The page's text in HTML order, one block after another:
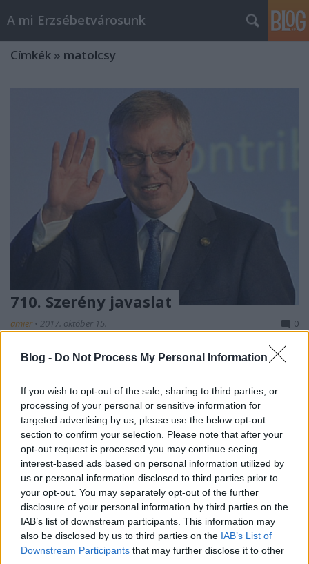
Blog - Do Not Process My Personal Information
If you wish to opt-out of the sale, sharing to third parties, or
processing of your personal or sensitive information for
targeted advertising by us, please use the below opt-out
section to confirm your selection. Please note that after your
opt-out request is processed you may continue seeing
interest-based ads based on personal information utilized by
us or personal information disclosed to third parties prior to
your opt-out. You may separately opt-out of the further
disclosure of your personal information by third parties on the
IAB’s list of downstream participants. This information may
also be disclosed by us to third parties on the IAB’s List of
Downstream Participants that may further disclose it to other
A mi Erzsébetvárosunk
Címkék » matolcsy
710. Szerény javaslat
amier • 2017. október 15. 0
Hétfőn a parlamentben Bárándy Gergely kérdezte
kérdéseiről, azaz unokatestvérének ügyeitől fia
hitelein át egészen feleségéig. Matolcsy a helyzetbe
hozott rokonairól: „Senkit nem szabad megfosztani
attól a lehetőségtől, hogy részt vegyen
Magyarország…